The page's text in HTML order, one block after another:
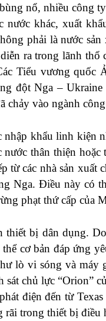
nổ, nhiều công
nước khác, xuất
phải là nước
ra trong lãnh
Tiểu vương
đột Nga –
chảy vào ngành
khẩu linh kiện
thân thiện
từ các nhà sản xuất
Nga. Điều này có
phạt thứ cấp của
bị dân dụng.
cơ bản đáp ứng
lò vi sóng và máy
chủ lực “Orion”
điện đến từ
rãi trong thiết bị